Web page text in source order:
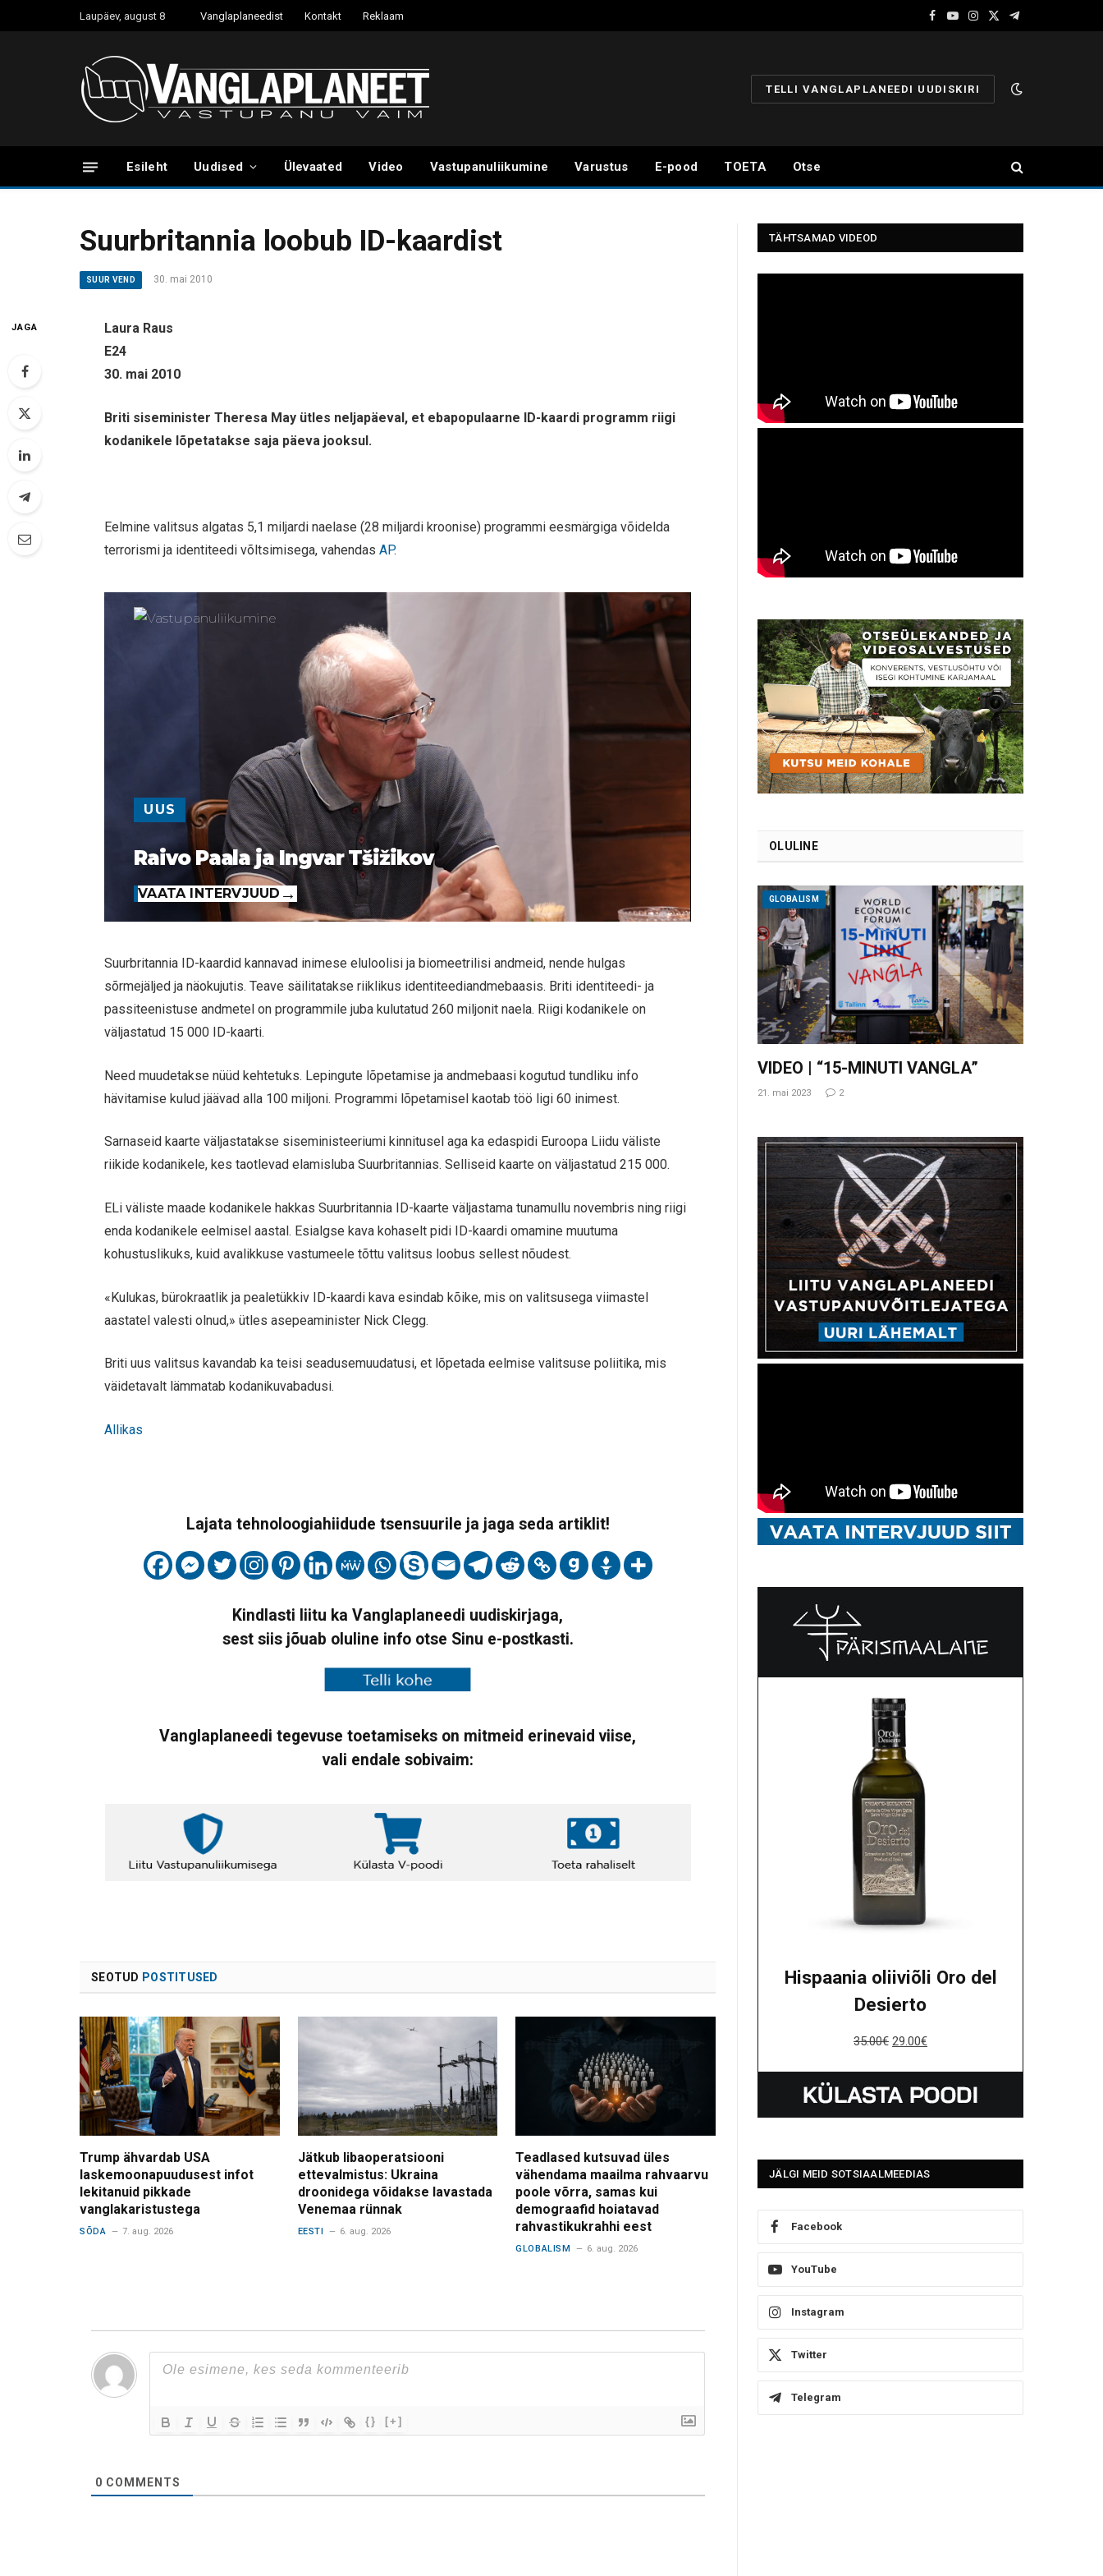
Laupäev, august 8 Vanglaplaneedist Kontakt Reklaam
Facebook
YouTube
Instagram
X
Telegram
TELLI VANGLAPLANEEDI UUDISKIRI
Esileht Uudised Ülevaated Video Vastupanuliikumine Varustus E-pood TOETA Otse
Suurbritannia loobub ID-kaardist
SUUR VEND 30. mai 2010
JAGA
Laura Raus
E24
30. mai 2010
Briti siseminister Theresa May ütles neljapäeval, et ebapopulaarne ID-kaardi programm riigi
kodanikele lõpetatakse saja päeva jooksul.
Eelmine valitsus algatas 5,1 miljardi naelase (28 miljardi kroonise) programmi eesmärgiga võidelda
terrorismi ja identiteedi võltsimisega, vahendasAP.
UUS
Raivo Paala ja Ingvar Tšižikov
VAATA INTERVJUUD
Suurbritannia ID-kaardid kannavad inimese eluloolisi ja biomeetrilisi andmeid, nende hulgas
sõrmejäljed ja näokujutis. Teave säilitatakse riiklikus identiteediandmebaasis. Briti identiteedi- ja
passiteenistuse andmetel on programmile juba kulutatud 260 miljonit naela. Riigi kodanikele on
väljastatud 15 000 ID-kaarti.
Need muudetakse nüüd kehtetuks. Lepingute lõpetamise ja andmebaasi kogutud tundliku info
hävitamise kulud jäävad alla 100 miljoni. Programmi lõpetamisel kaotab töö ligi 60 inimest.
Sarnaseid kaarte väljastatakse siseministeeriumi kinnitusel aga ka edaspidi Euroopa Liidu väliste
riikide kodanikele, kes taotlevad elamisluba Suurbritannias. Selliseid kaarte on väljastatud 215 000.
ELi väliste maade kodanikele hakkas Suurbritannia ID-kaarte väljastama tunamullu novembris ning riigi
enda kodanikele eelmisel aastal. Esialgse kava kohaselt pidi ID-kaardi omamine muutuma
kohustuslikuks, kuid avalikkuse vastumeele tõttu valitsus loobus sellest nõudest.
«Kulukas, bürokraatlik ja pealetükkiv ID-kaardi kava esindab kõike, mis on valitsusega viimastel
aastatel valesti olnud,» ütles asepeaminister Nick Clegg.
Briti uus valitsus kavandab ka teisi seadusemuudatusi, et lõpetada eelmise valitsuse poliitika, mis
väidetavalt lämmatab kodanikuvabadusi.
Allikas
Lajata tehnoloogiahiidude tsensuurile ja jaga seda artiklit!
Kindlasti liitu ka Vanglaplaneedi uudiskirjaga,
sest siis jõuab oluline info otse Sinu e-postkasti.
Vanglaplaneedi tegevuse toetamiseks on mitmeid erinevaid viise,
vali endale sobivaim:
SEOTUD POSTITUSED
Trump ähvardab USA
laskemoonapuudusest infot
lekitanuid pikkade
vanglakaristustega
SÕDA 7. aug. 2026
Jätkub libaoperatsiooni
ettevalmistus: Ukraina
droonidega võidakse lavastada
Venemaa rünnak
EESTI 6. aug. 2026
Teadlased kutsuvad üles
vähendama maailma rahvaarvu
poole võrra, samas kui
demograafid hoiatavad
rahvastikukrahhi eest
GLOBALISM 6. aug. 2026
{} [+]
0 COMMENTS
TÄHTSAMAD VIDEOD
OLULINE
GLOBALISM
VIDEO | “15-MINUTI VANGLA”
21. mai 2023 2
Hispaania oliiviõli Oro del
Desierto
35.00€ 29.00€
JÄLGI MEID SOTSIAALMEEDIAS
Facebook
YouTube
Instagram
Twitter
Telegram